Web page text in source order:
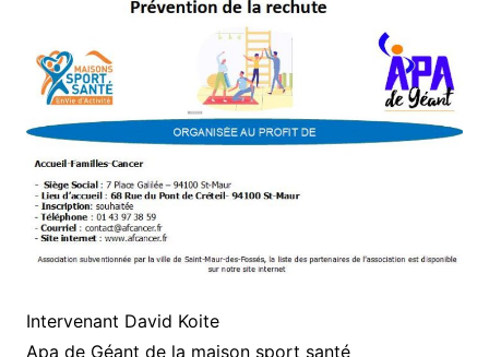
Intervenant David Koite
Apa de Géant de la maison sport santé